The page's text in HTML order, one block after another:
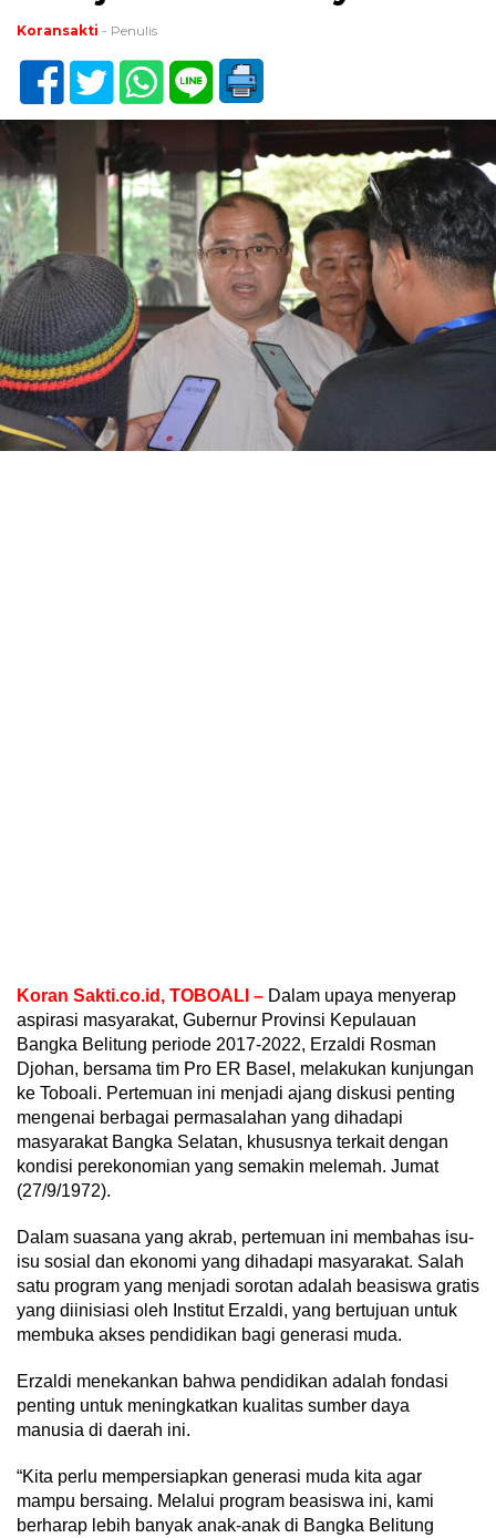
Koransakti - Penulis
Koran Sakti.co.id, TOBOALI – Dalam upaya menyerap
aspirasi masyarakat, Gubernur Provinsi Kepulauan
Bangka Belitung periode 2017-2022, Erzaldi Rosman
Djohan, bersama tim Pro ER Basel, melakukan kunjungan
ke Toboali. Pertemuan ini menjadi ajang diskusi penting
mengenai berbagai permasalahan yang dihadapi
masyarakat Bangka Selatan, khususnya terkait dengan
kondisi perekonomian yang semakin melemah. Jumat
(27/9/1972).
Dalam suasana yang akrab, pertemuan ini membahas isu-
isu sosial dan ekonomi yang dihadapi masyarakat. Salah
satu program yang menjadi sorotan adalah beasiswa gratis
yang diinisiasi oleh Institut Erzaldi, yang bertujuan untuk
membuka akses pendidikan bagi generasi muda.
Erzaldi menekankan bahwa pendidikan adalah fondasi
penting untuk meningkatkan kualitas sumber daya
manusia di daerah ini.
“Kita perlu mempersiapkan generasi muda kita agar
mampu bersaing. Melalui program beasiswa ini, kami
berharap lebih banyak anak-anak di Bangka Belitung